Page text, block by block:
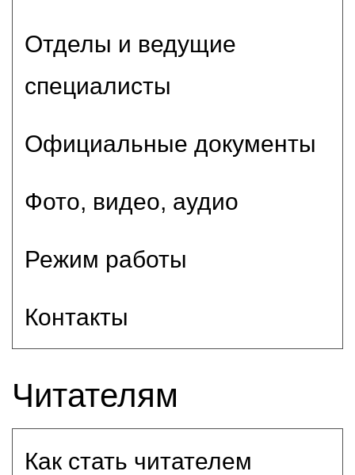
Отделы и ведущие
специалисты
Официальные документы
Фото, видео, аудио
Режим работы
Контакты
Читателям
Как стать читателем